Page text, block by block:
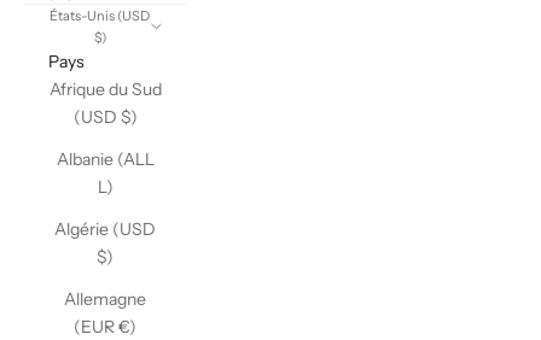
États-Unis (USD
$)
Pays
Afrique du Sud
(USD $)
Albanie (ALL
L)
Algérie (USD
$)
Allemagne
(EUR €)